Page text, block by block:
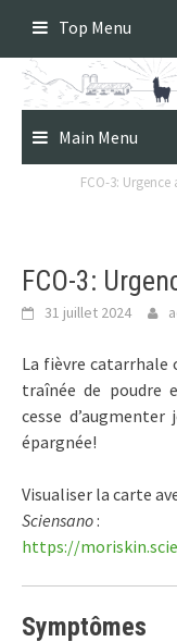
content
Top Menu
Main Menu
FCO-3: Urgence
FCO-3:
31 juillet 2024
La fièvre catarrhale
traînée de poudre
cesse d’augmenter
épargnée!
Visualiser la carte
Sciensano:
https://
Symptômes